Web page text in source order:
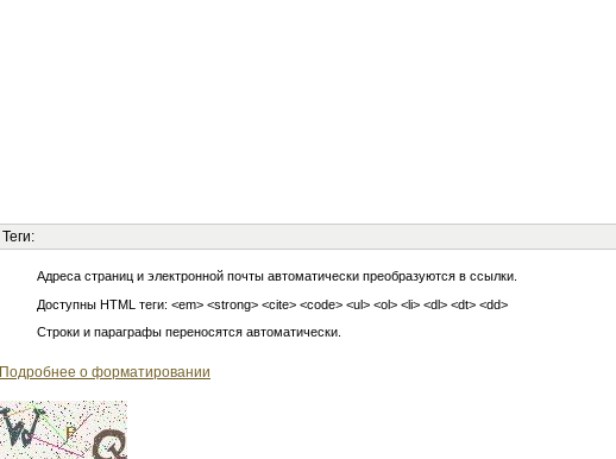
Теги:
Адреса страниц и электронной почты автоматически преобразуются в ссылки.
Доступны HTML теги: <em> <strong> <cite> <code> <ul> <ol> <li> <dl> <dt> <dd>
Строки и параграфы переносятся автоматически.
Подробнее о форматировании